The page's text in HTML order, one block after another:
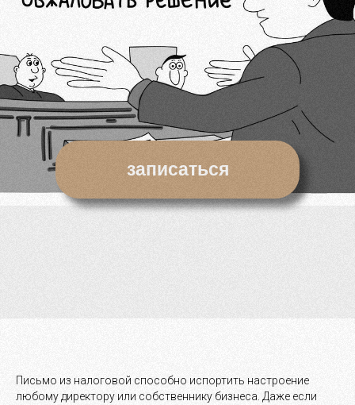
записаться
Письмо из налоговой способно испортить настроение
любому директору или собственнику бизнеса. Даже если